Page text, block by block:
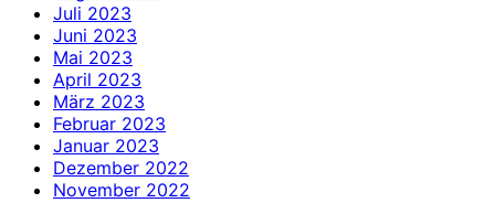
Juli 2023
Juni 2023
Mai 2023
April 2023
März 2023
Februar 2023
Januar 2023
Dezember 2022
November 2022